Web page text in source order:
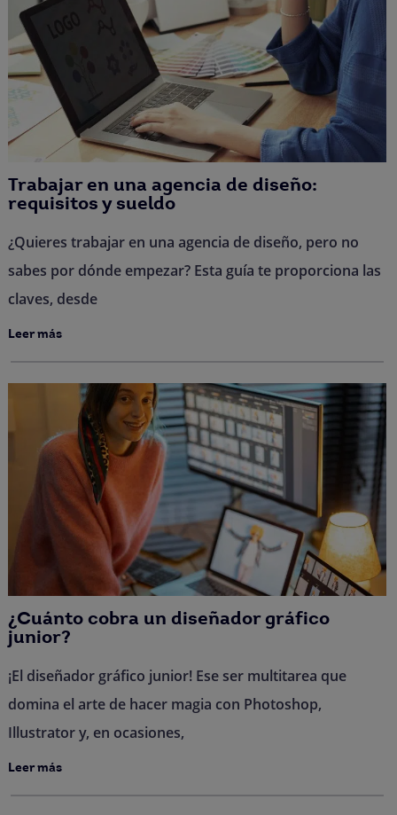
Trabajar en una agencia de diseño:
requisitos y sueldo
¿Quieres trabajar en una agencia de diseño, pero no
sabes por dónde empezar? Esta guía te proporciona las
claves, desde
Leer más
¿Cuánto cobra un diseñador gráfico
junior?
¡El diseñador gráfico junior! Ese ser multitarea que
domina el arte de hacer magia con Photoshop,
Illustrator y, en ocasiones,
Leer más